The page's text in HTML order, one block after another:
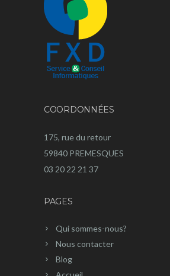
COORDONNÉES
175, rue du retour
59840 PREMESQUES
03 20 22 21 37
PAGES
Qui sommes-nous?
Nous contacter
Blog